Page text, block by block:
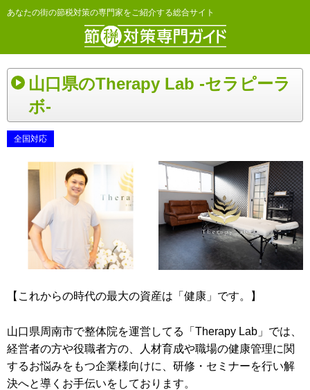
あなたの街の節税対策の専門家をご紹介する総合サイト
山口県のTherapy Lab -セラピーラ
ボ-
全国対応
【これからの時代の最大の資産は「健康」です。】
山口県周南市で整体院を運営してる「Therapy Lab」では、
経営者の方や役職者方の、人材育成や職場の健康管理に関
するお悩みをもつ企業様向けに、研修・セミナーを行い解
決へと導くお手伝いをしております。